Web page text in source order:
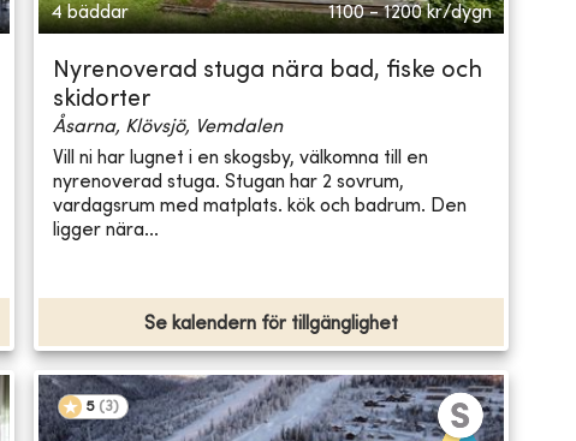
4 bäddar 1100 - 1200 kr/dygn
Nyrenoverad stuga nära bad, fiske och
skidorter
Åsarna, Klövsjö, Vemdalen
Vill ni har lugnet i en skogsby, välkomna till en
nyrenoverad stuga. Stugan har 2 sovrum,
vardagsrum med matplats. kök och badrum. Den
ligger nära...
Se kalendern för tillgänglighet
5 (3)